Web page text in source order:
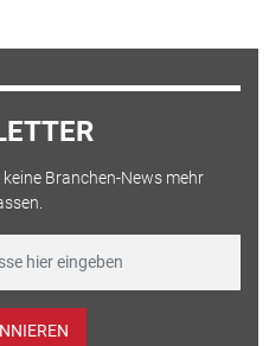
Branchen-News mehr